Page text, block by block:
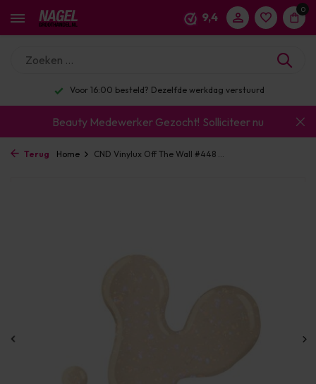
9,4
0
Voor 16:00 besteld? Dezelfde werkdag verstuurd
Beauty Medewerker Gezocht! Solliciteer nu
Terug Home CND Vinylux Off The Wall #448 ...